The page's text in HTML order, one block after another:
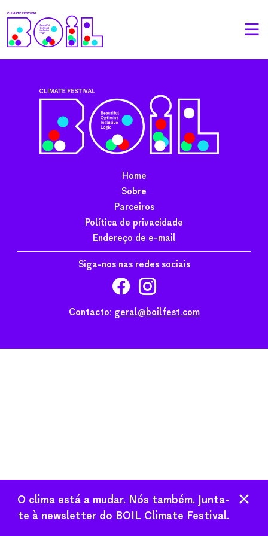
Home
Sobre
Parceiros
Política de privacidade
Endereço de e-mail
Siga-nos nas redes sociais
Contacto: geral@boilfest.com
O clima está a mudar. Nós também. Junta-
te à newsletter do BOIL Climate Festival.